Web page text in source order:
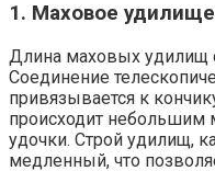
1. Маховое удилище
Длина маховых удилищ
Соединение
привязывается к
происходит небольшим
удочки. Строй удилищ,
медленный, что